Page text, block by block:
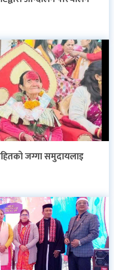
जग्गा समुदायलाइ